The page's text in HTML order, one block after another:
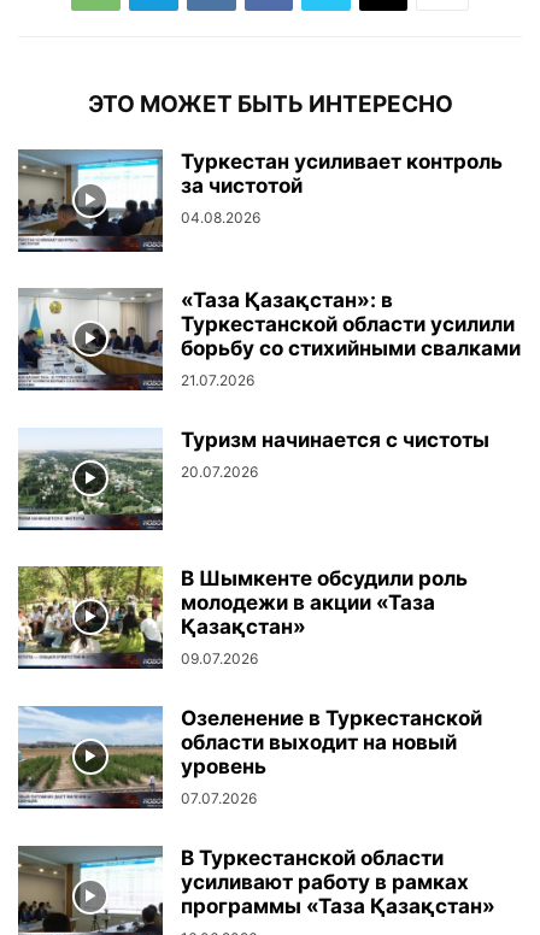
ЭТО МОЖЕТ БЫТЬ ИНТЕРЕСНО
Туркестан усиливает контроль
за чистотой
04.08.2026
«Таза Қазақстан»: в
Туркестанской области усилили
борьбу со стихийными свалками
21.07.2026
Туризм начинается с чистоты
20.07.2026
В Шымкенте обсудили роль
молодежи в акции «Таза
Қазақстан»
09.07.2026
Озеленение в Туркестанской
области выходит на новый
уровень
07.07.2026
В Туркестанской области
усиливают работу в рамках
программы «Таза Қазақстан»